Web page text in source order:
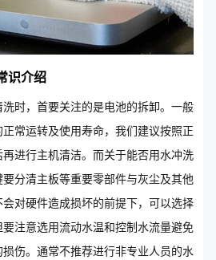
识介绍
时，首要关注的是电池的拆卸。一般
常运转及使用寿命，我们建议按照正
进行主机清洁。而关于能否用水冲洗
分清主板等重要零部件与灰尘及其他
对硬件造成损坏的前提下，可以选择
注意选用流动水温和控制水流量避免
伤。通常不推荐进行非专业人员的水